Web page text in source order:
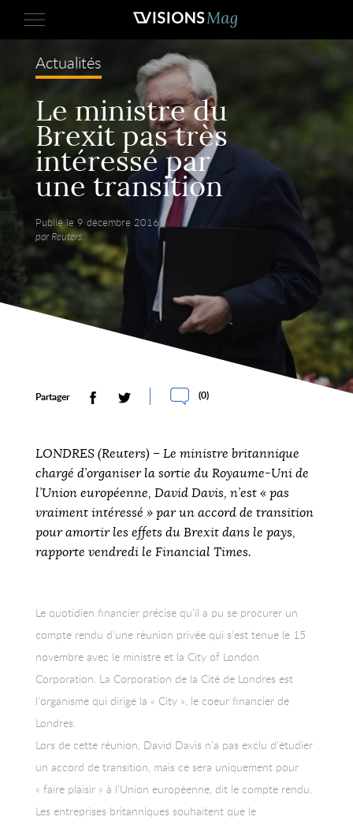
Actualités
Le ministre du
Brexit pas très
intéressé par
une transition
Publié le 9 décembre 2016,
par Reuters.
Partager (0)
LONDRES (Reuters) – Le ministre britannique
chargé d’organiser la sortie du Royaume-Uni de
l’Union européenne, David Davis, n’est « pas
vraiment intéressé » par un accord de transition
pour amortir les effets du Brexit dans le pays,
rapporte vendredi le Financial Times.
Le quotidien financier précise qu’il a pu se procurer un
compte rendu d’une réunion privée qui s’est tenue le 15
novembre avec le ministre et la City of London
Corporation. La Corporation de la Cité de Londres est
l’organisme qui dirige la « City », le coeur financier de
Londres.
Lors de cette réunion, David Davis n’a pas exclu d’étudier
un accord de transition, mais ce sera uniquement pour
« faire plaisir » à l’Union européenne, dit le compte rendu.
Les entreprises britanniques souhaitent que le